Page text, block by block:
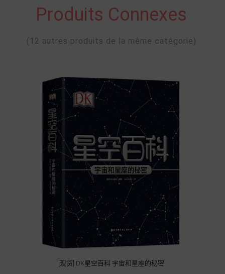
Produits Connexes
(12 autres produits de la même catégorie)
[现货] DK星空百科 宇宙和星座的秘密